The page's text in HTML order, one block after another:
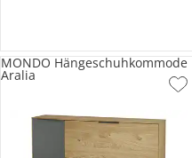
MONDO Hängeschuhkommode
Aralia